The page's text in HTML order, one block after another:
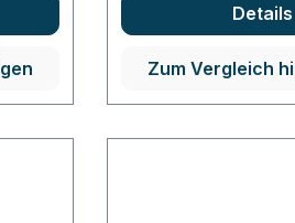
Details
Zum Vergleich